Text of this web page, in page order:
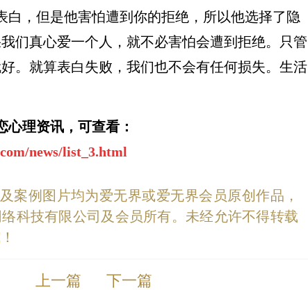
，但是他害怕遭到你的拒绝，所以他选择了隐
们真心爱一个人，就不必害怕会遭到拒绝。只管
。就算表白失败，我们也不会有任何损失。生活
心理资讯，可查看：
news/list_3.html
案例图片均为爱无界或爱无界会员原创作品，
科技有限公司及会员所有。未经允许不得转载
上一篇 下一篇